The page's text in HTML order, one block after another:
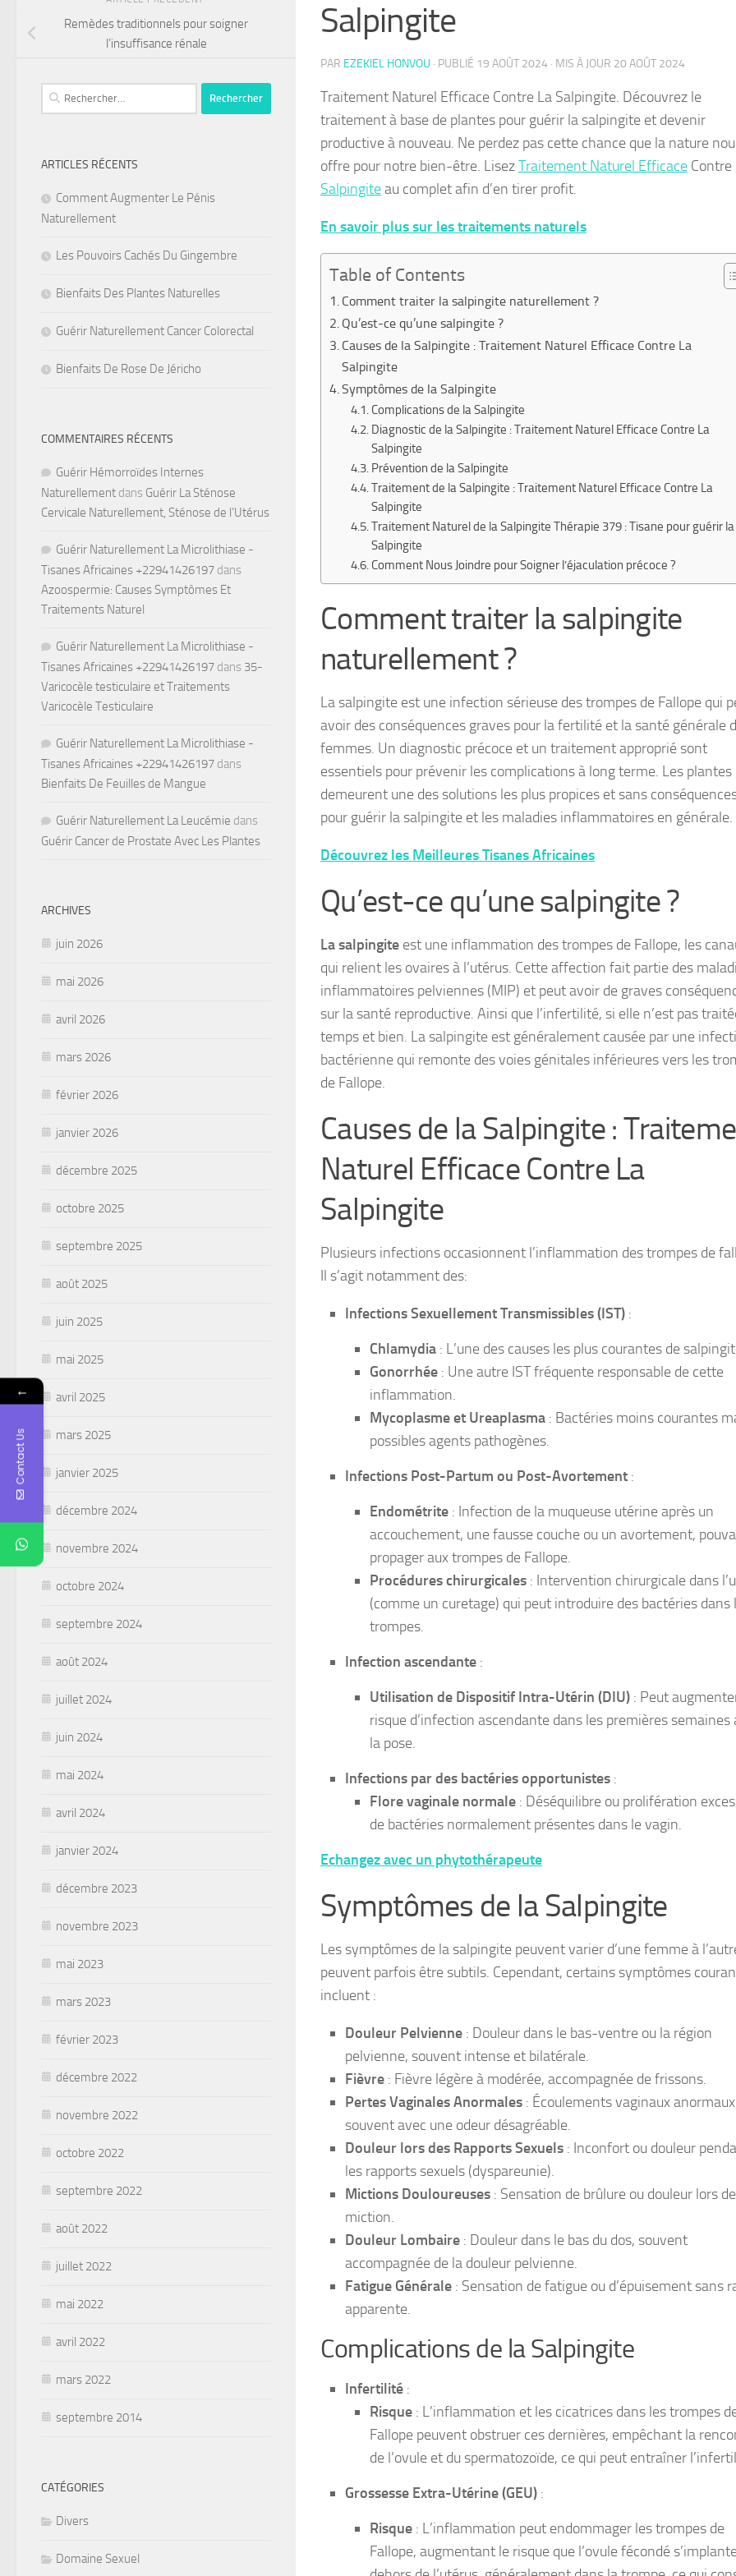
Salpingite
PAR EZEKIEL HONVOU · PUBLIÉ 19 AOÛT 2024 · MIS À JOUR 20 AOÛT 2024
Traitement Naturel Efficace Contre La Salpingite. Découvrez le
traitement à base de plantes pour guérir la salpingite et devenir
productive à nouveau. Ne perdez pas cette chance que la nature
offre pour notre bien-être. LisezTraitement Naturel Efficace Contre
Salpingiteau complet afin d’en tirer profit.
En savoir plus sur les traitements naturels
Table of Contents
Comment traiter la salpingite naturellement ?
Qu’est-ce qu’une salpingite ?
Causes de la Salpingite : Traitement Naturel Efficace Contre La
Salpingite
Symptômes de la Salpingite
Complications de la Salpingite
Diagnostic de la Salpingite : Traitement Naturel Efficace Contre La
Salpingite
Prévention de la Salpingite
Traitement de la Salpingite : Traitement Naturel Efficace Contre La
Salpingite
Traitement Naturel de la Salpingite Thérapie 379 : Tisane pour guérir la
Salpingite
Comment Nous Joindre pour Soigner l’éjaculation précoce ?
Comment traiter la salpingite
naturellement ?
La salpingite est une infection sérieuse des trompes de Fallope qui
avoir des conséquences graves pour la fertilité et la santé générale
femmes. Un diagnostic précoce et un traitement approprié sont
essentiels pour prévenir les complications à long terme. Les plantes
demeurent une des solutions les plus propices et sans
pour guérir la salpingite et les maladies inflammatoires en générale.
Découvrez les Meilleures Tisanes Africaines
Qu’est-ce qu’une salpingite ?
La salpingite est une inflammation des trompes de Fallope, les
qui relient les ovaires à l’utérus. Cette affection fait partie des
inflammatoires pelviennes (MIP) et peut avoir de graves
sur la santé reproductive. Ainsi que l’infertilité, si elle n’est pas
temps et bien. La salpingite est généralement causée par une
bactérienne qui remonte des voies génitales inférieures vers les
de Fallope.
Causes de la Salpingite :
Naturel Efficace Contre La
Salpingite
Plusieurs infections occasionnent l’inflammation des trompes de
Il s’agit notamment des:
Infections Sexuellement Transmissibles (IST) :
Chlamydia : L’une des causes les plus courantes de
Gonorrhée : Une autre IST fréquente responsable de cette
inflammation.
Mycoplasme et Ureaplasma : Bactéries moins courantes
possibles agents pathogènes.
Infections Post-Partum ou Post-Avortement :
Endométrite : Infection de la muqueuse utérine après un
accouchement, une fausse couche ou un avortement,
propager aux trompes de Fallope.
Procédures chirurgicales : Intervention chirurgicale dans
(comme un curetage) qui peut introduire des bactéries dans
trompes.
Infection ascendante :
Utilisation de Dispositif Intra-Utérin (DIU) : Peut
risque d’infection ascendante dans les premières semaines
la pose.
Infections par des bactéries opportunistes :
Flore vaginale normale : Déséquilibre ou prolifération
de bactéries normalement présentes dans le vagin.
Echangez avec un phytothérapeute
Symptômes de la Salpingite
Les symptômes de la salpingite peuvent varier d’une femme à
peuvent parfois être subtils. Cependant, certains symptômes
incluent :
Douleur Pelvienne : Douleur dans le bas-ventre ou la région
pelvienne, souvent intense et bilatérale.
Fièvre : Fièvre légère à modérée, accompagnée de frissons.
Pertes Vaginales Anormales : Écoulements vaginaux
souvent avec une odeur désagréable.
Douleur lors des Rapports Sexuels : Inconfort ou douleur
les rapports sexuels (dyspareunie).
Mictions Douloureuses : Sensation de brûlure ou douleur lors
miction.
Douleur Lombaire : Douleur dans le bas du dos, souvent
accompagnée de la douleur pelvienne.
Fatigue Générale : Sensation de fatigue ou d’épuisement sans
apparente.
Complications de la Salpingite
Infertilité :
Risque : L’inflammation et les cicatrices dans les trompes
Fallope peuvent obstruer ces dernières, empêchant la
de l’ovule et du spermatozoïde, ce qui peut entraîner
Grossesse Extra-Utérine (GEU) :
Risque : L’inflammation peut endommager les trompes de
Fallope, augmentant le risque que l’ovule fécondé
Remèdes traditionnels pour soigner
l’insuffisance rénale
Rechercher :
ARTICLES RÉCENTS
Comment Augmenter Le Pénis
Naturellement
Les Pouvoirs Cachés Du Gingembre
Bienfaits Des Plantes Naturelles
Guérir Naturellement Cancer Colorectal
Bienfaits De Rose De Jéricho
COMMENTAIRES RÉCENTS
Guérir Hémorroïdes Internes
Naturellement dans Guérir La Sténose
Cervicale Naturellement, Sténose de l’Utérus
Guérir Naturellement La Microlithiase -
Tisanes Africaines +22941426197 dans
Azoospermie: Causes Symptômes Et
Traitements Naturel
Guérir Naturellement La Microlithiase -
Tisanes Africaines +22941426197 dans 35-
Varicocèle testiculaire et Traitements
Varicocèle Testiculaire
Guérir Naturellement La Microlithiase -
Tisanes Africaines +22941426197 dans
Bienfaits De Feuilles de Mangue
Guérir Naturellement La Leucémie dans
Guérir Cancer de Prostate Avec Les Plantes
ARCHIVES
juin 2026
mai 2026
avril 2026
mars 2026
février 2026
janvier 2026
décembre 2025
octobre 2025
septembre 2025
août 2025
juin 2025
mai 2025
avril 2025
mars 2025
janvier 2025
décembre 2024
novembre 2024
octobre 2024
septembre 2024
août 2024
juillet 2024
juin 2024
mai 2024
avril 2024
janvier 2024
décembre 2023
novembre 2023
mai 2023
mars 2023
février 2023
décembre 2022
novembre 2022
octobre 2022
septembre 2022
août 2022
juillet 2022
mai 2022
avril 2022
mars 2022
septembre 2014
CATÉGORIES
Divers
Domaine Sexuel
←
Contact Us